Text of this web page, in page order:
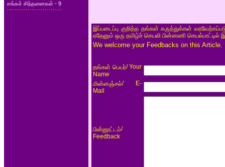
சங்கச் சிந்தனைகள் - 9
இப்படைப்பு குறித்த தங்கள் கருத்துக்கள்
ஏதேனும் ஒரு தமிழ்ச் செயலி பின்னணி செயல்பாட்டில்
We welcome your Feedbacks on this
தங்கள் பெயர்/ Your
Name
மின்னஞ்சல்/ E-
Mail
பின்னூட்டம்/
Feedback